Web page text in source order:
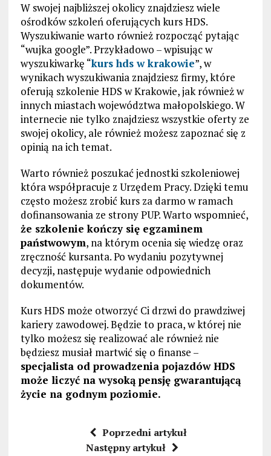
W swojej najbliższej okolicy znajdziesz wiele
ośrodków szkoleń oferujących kurs HDS.
Wyszukiwanie warto również rozpocząć pytając
“wujka google”. Przykładowo – wpisując w
wyszukiwarkę “kurs hds w krakowie”, w
wynikach wyszukiwania znajdziesz firmy, które
oferują szkolenie HDS w Krakowie, jak również w
innych miastach województwa małopolskiego. W
internecie nie tylko znajdziesz wszystkie oferty ze
swojej okolicy, ale również możesz zapoznać się z
opinią na ich temat.
Warto również poszukać jednostki szkoleniowej
która współpracuje z Urzędem Pracy. Dzięki temu
często możesz zrobić kurs za darmo w ramach
dofinansowania ze strony PUP. Warto wspomnieć,
że szkolenie kończy się egzaminem
państwowym, na którym ocenia się wiedzę oraz
zręczność kursanta. Po wydaniu pozytywnej
decyzji, następuje wydanie odpowiednich
dokumentów.
Kurs HDS może otworzyć Ci drzwi do prawdziwej
kariery zawodowej. Będzie to praca, w której nie
tylko możesz się realizować ale również nie
będziesz musiał martwić się o finanse –
specjalista od prowadzenia pojazdów HDS
może liczyć na wysoką pensję gwarantującą
życie na godnym poziomie.
Poprzedni artykuł
Następny artykuł